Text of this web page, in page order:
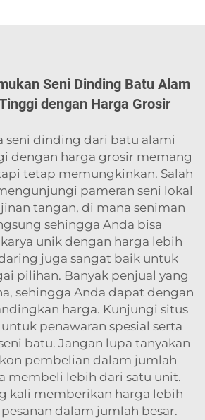
Seni Dinding Batu Alam
dengan Harga Grosir
seni dinding dari batu alami
dengan harga grosir memang
tetap memungkinkan. Salah
pameran seni lokal
tangan, di mana seniman
sehingga Anda bisa
unik dengan harga lebih
juga sangat baik untuk
pilihan. Banyak penjual yang
sehingga Anda dapat dengan
harga. Kunjungi situs
penawaran spesial serta
batu. Jangan lupa tanyakan
pembelian dalam jumlah
membeli lebih dari satu unit.
kali memberikan harga lebih
dalam jumlah besar.